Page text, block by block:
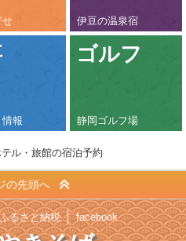
せ 伊豆の温泉宿
情報
ゴルフ
静岡ゴルフ場
ル・旅館の宿泊予約
の先頭へ
ふるさと納税 facebook